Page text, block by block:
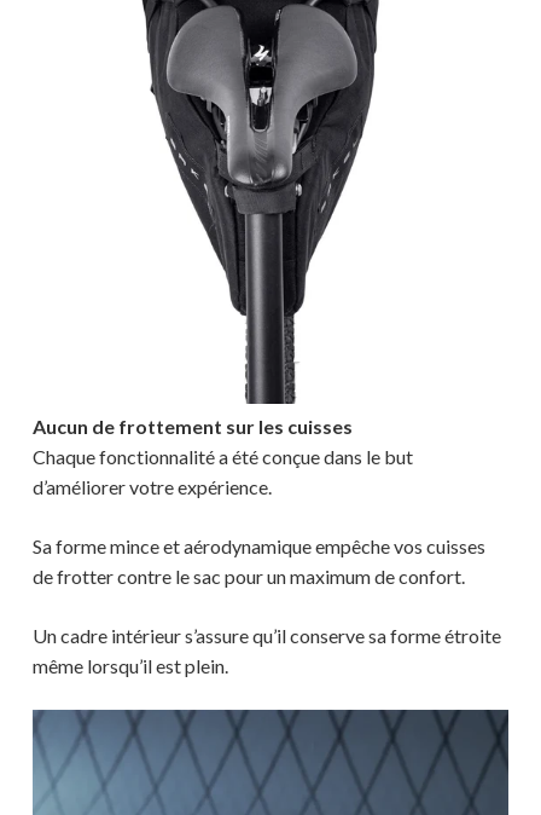
Aucun de frottement sur les cuisses
Chaque fonctionnalité a été conçue dans le but
d’améliorer votre expérience.
Sa forme mince et aérodynamique empêche vos cuisses
de frotter contre le sac pour un maximum de confort.
Un cadre intérieur s’assure qu’il conserve sa forme étroite
même lorsqu’il est plein.